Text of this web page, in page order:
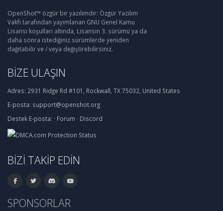
OpenShot™ özgür bir yazılımdır: Özgür Yazılım
Vakfı tarafından yayımlanan GNU Genel Kamu
Lisansı koşulları altında, Lisansın 3. sürümü ya da
daha sonra istediğiniz sürümlerde yeniden
dağıtabilir ve / veya değiştirebilirsiniz.
BIZE ULAŞIN
Adres: 2931 Ridge Rd #101, Rockwall, TX 75032, United States
E-posta: support@openshot.org
Destek E-posta: · Forum · Discord
BIZI TAKIP EDIN
SPONSORLAR